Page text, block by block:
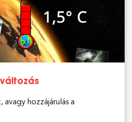
hozzájárulás a